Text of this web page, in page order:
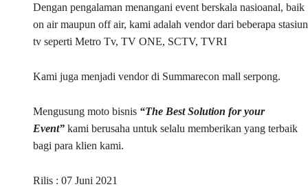
Dengan pengalaman menangani event berskala nasioanal, baik
on air maupun off air, kami adalah vendor dari beberapa stasiun
tv seperti Metro Tv, TV ONE, SCTV, TVRI
Kami juga menjadi vendor di Summarecon mall serpong.
Mengusung moto bisnis “The Best Solution for your
Event”kami berusaha untuk selalu memberikan yang terbaik
bagi para klien kami.
Rilis : 07 Juni 2021